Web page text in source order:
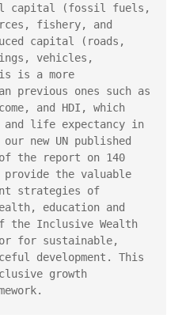
capital (fossil fuels,
fishery, and
capital (roads,
vehicles,
is a more
previous ones such as
and HDI, which
and life expectancy in
new UN published
the report on 140
the valuable
strategies of
education and
the Inclusive Wealth
for sustainable,
development. This
growth